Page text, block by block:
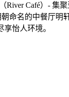
Café）- 集
命名的中餐厅明
怡人环境。